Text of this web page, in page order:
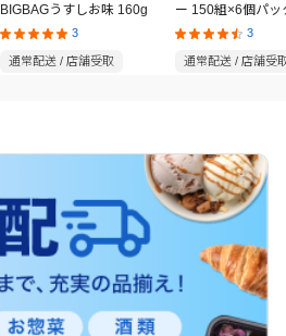
BIGBAGうすしお味 160g
3
通常配送 / 店舗受取
ー 150組×6個パッ
3
通常配送 / 店舗受